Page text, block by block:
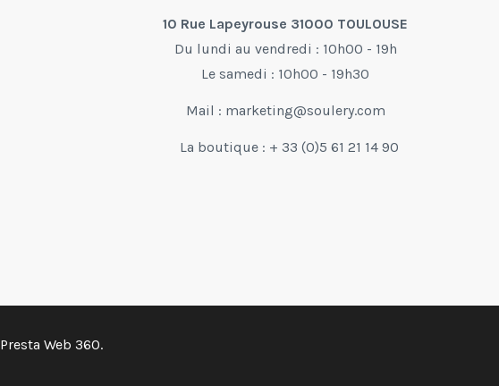
10 Rue Lapeyrouse 31000 TOULOUSE
Du lundi au vendredi : 10h00 - 19h
Le samedi : 10h00 - 19h30
Mail : marketing@soulery.com
La boutique : + 33 (0)5 61 21 14 90
Presta Web 360.